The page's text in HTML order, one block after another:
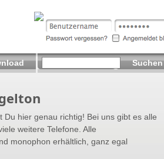
Du hier genau richtig! Bei uns gibt es alle
weitere Telefone. Alle
monophon erhältlich, ganz egal
Suchen